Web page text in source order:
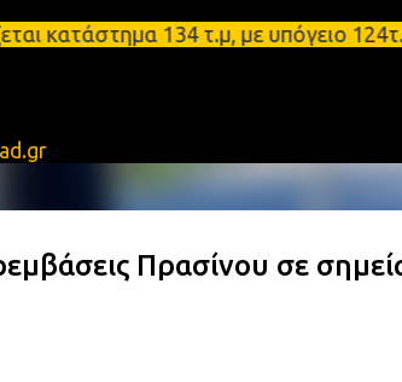
Μετάβαση στο
134 τ.μ, με υπόγειο
Πρασίνου σε